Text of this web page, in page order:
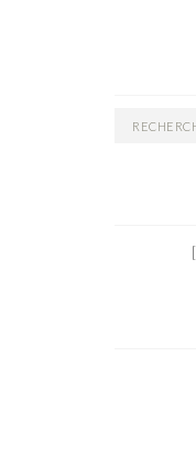
Rechercher :